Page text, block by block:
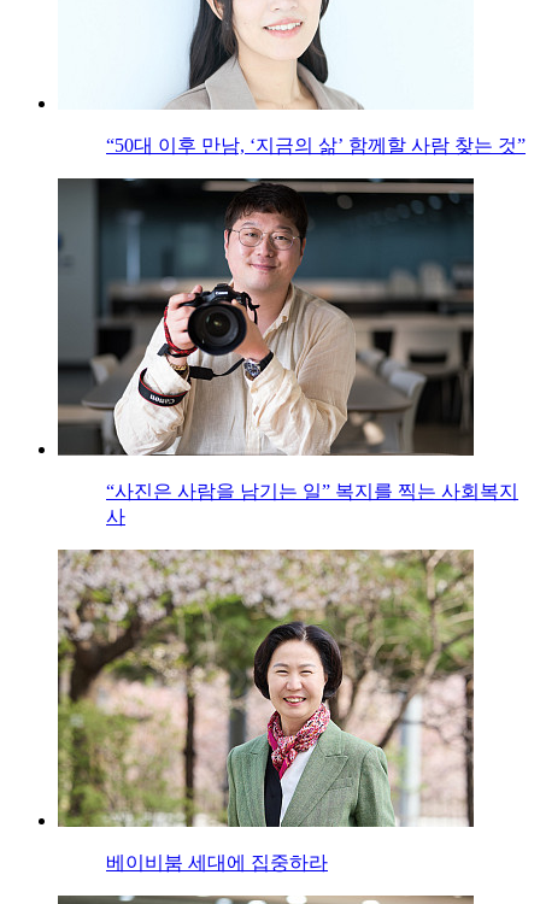
“50대 이후 만남, ‘지금의 삶’ 함께할 사람 찾는 것”
“사진은 사람을 남기는 일” 복지를 찍는 사회복지
사
베이비붐 세대에 집중하라